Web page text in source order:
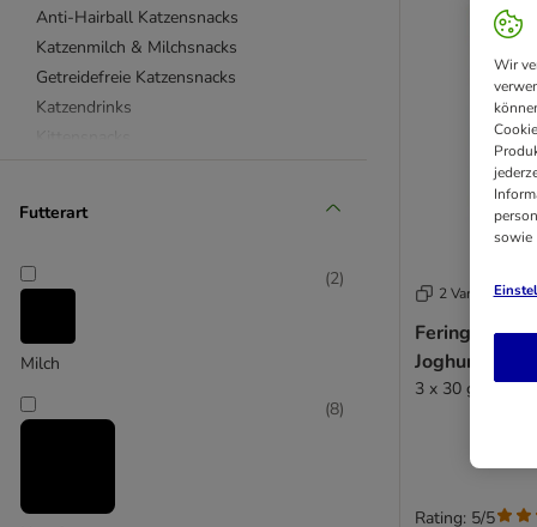
Anti-Hairball Katzensnacks
Katzenmilch & Milchsnacks
Getreidefreie Katzensnacks
Katzendrinks
animonda
Arquivet
Futterart
Milch
(2)
(8)
2 Varianten
Feringa
Joghurt
3 x 30 g
Rating: 5/5
Wir
sowie